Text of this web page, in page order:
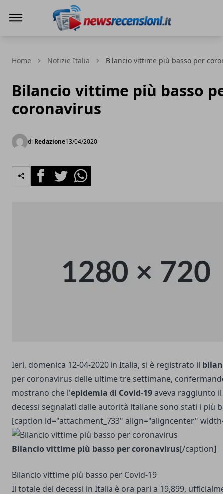
Home Notizie Italia Bilancio vittime più basso per
Bilancio vittime più basso
coronavirus
di Redazione13/04/2020
FacebookTwitterWhatsapp
Ieri, domenica 12-04-2020 in Italia, si è registrato il
per coronavirus delle ultime tre settimane,
mostrano che l'epidemia di Covid-19aveva raggiunto
decessi segnalati dalle autorità italiane sono stati i più
[caption id="attachment_733" align="aligncenter"
Bilancio vittime più basso per coronavirus[/caption]
Bilancio vittime più basso per Covid-19
Il totale dei decessi in Italia è ora pari a 19,899,